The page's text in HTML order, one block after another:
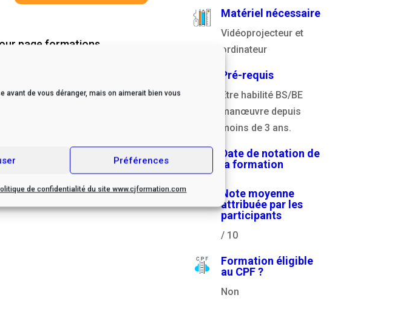
de vous déranger, mais on aimerait bien vous
Préférences
de confidentialité du site www.cjformation.com
page formations
Matériel nécessaire
Vidéoprojecteur et
ordinateur
Pré-requis
Être habilité BS/BE
manœuvre depuis
moins de 3 ans.
Date de notation de
la formation
Note moyenne
attribuée par les
participants
/ 10
Formation éligible
au CPF ?
Non